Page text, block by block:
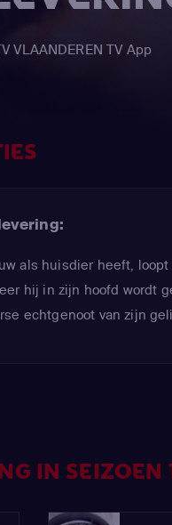
VLAANDEREN TV App
als huisdier heeft,
hij in zijn hoofd wordt
echtgenoot van zijn
IN SEIZOEN